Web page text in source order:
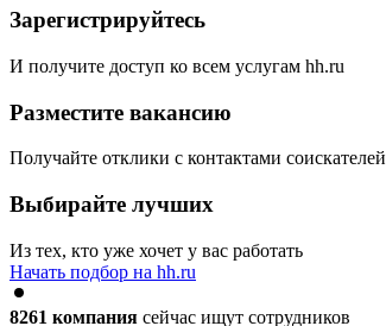
Зарегистрируйтесь
И получите доступ ко всем услугам hh.ru
Разместите вакансию
Получайте отклики с контактами соискателей
Выбирайте лучших
Из тех, кто уже хочет у вас работать
Начать подбор на hh.ru
8261 компания сейчас ищут сотрудников